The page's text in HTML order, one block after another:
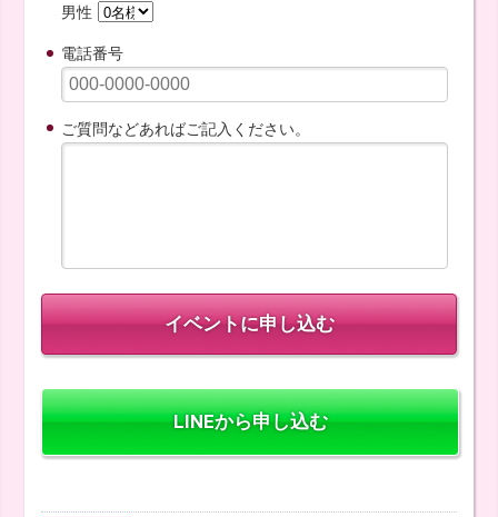
男性
電話番号
ご質問などあればご記入ください。
LINEから申し込む